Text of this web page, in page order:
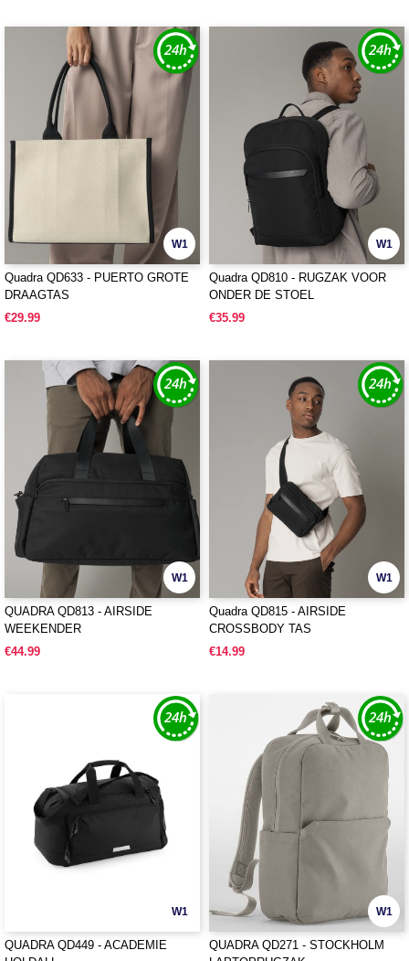
W1
Quadra QD633 - PUERTO GROTE
DRAAGTAS
€29.99
W1
Quadra QD810 - RUGZAK VOOR
ONDER DE STOEL
€35.99
W1
QUADRA QD813 - AIRSIDE
WEEKENDER
€44.99
W1
Quadra QD815 - AIRSIDE
CROSSBODY TAS
€14.99
W1
QUADRA QD449 - ACADEMIE
W1
QUADRA QD271 - STOCKHOLM